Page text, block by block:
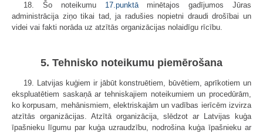
18. Šo noteikumu 17.punktāminētajos gadījumos Jūras
administrācija ziņo tikai tad, ja radušies nopietni draudi drošībai un
videi vai fakti norāda uz atzītās organizācijas nolaidīgu rīcību.
5. Tehnisko noteikumu piemērošana
19. Latvijas kuģiem ir jābūt konstruētiem, būvētiem, aprīkotiem un
ekspluatētiem saskaņā ar tehniskajiem noteikumiem un procedūrām,
ko korpusam, mehānismiem, elektriskajām un vadības ierīcēm izvirza
atzītās organizācijas. Atzītā organizācija, slēdzot ar Latvijas kuģa
īpašnieku līgumu par kuģa uzraudzību, nodrošina kuģa īpašnieku ar